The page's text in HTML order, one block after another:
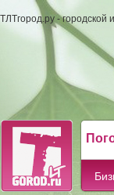
ТЛТгород.ру -